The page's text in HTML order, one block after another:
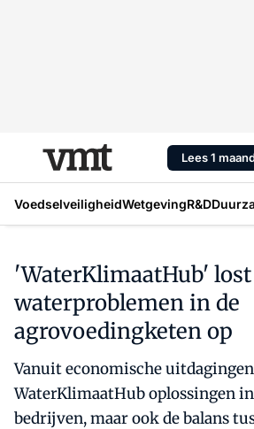
Lees 1
VoedselveiligheidWetgevingR&D
'WaterKlimaatHub' lost
waterproblemen in de
agrovoedingketen op
Vanuit economische
WaterKlimaatHub oplossingen
bedrijven, maar ook de balans